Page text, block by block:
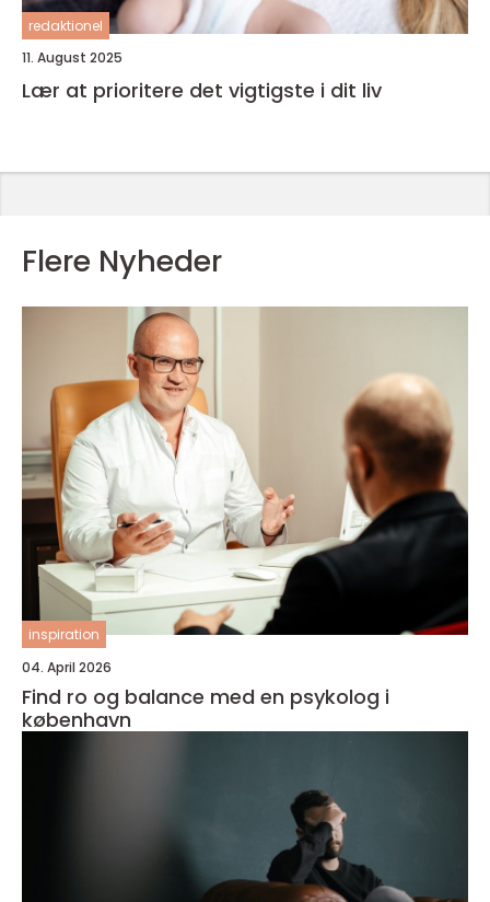
redaktionel
11. August 2025
Lær at prioritere det vigtigste i dit liv
Flere Nyheder
inspiration
04. April 2026
Find ro og balance med en psykolog i
københavn